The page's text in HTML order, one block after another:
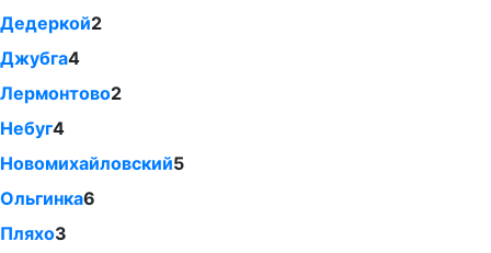
Дедеркой2
Джубга4
Лермонтово2
Небуг4
Новомихайловский5
Ольгинка6
Пляхо3